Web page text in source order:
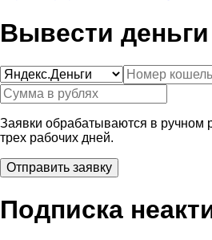
Вывести деньги
Заявки обрабатываются в
трех рабочих дней.
Подписка